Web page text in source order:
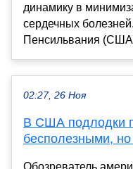
динамику в
сердечных
Пенсильвания
02:27, 26 Ноя
В США подлодки
бесполезными,
Обозреватель